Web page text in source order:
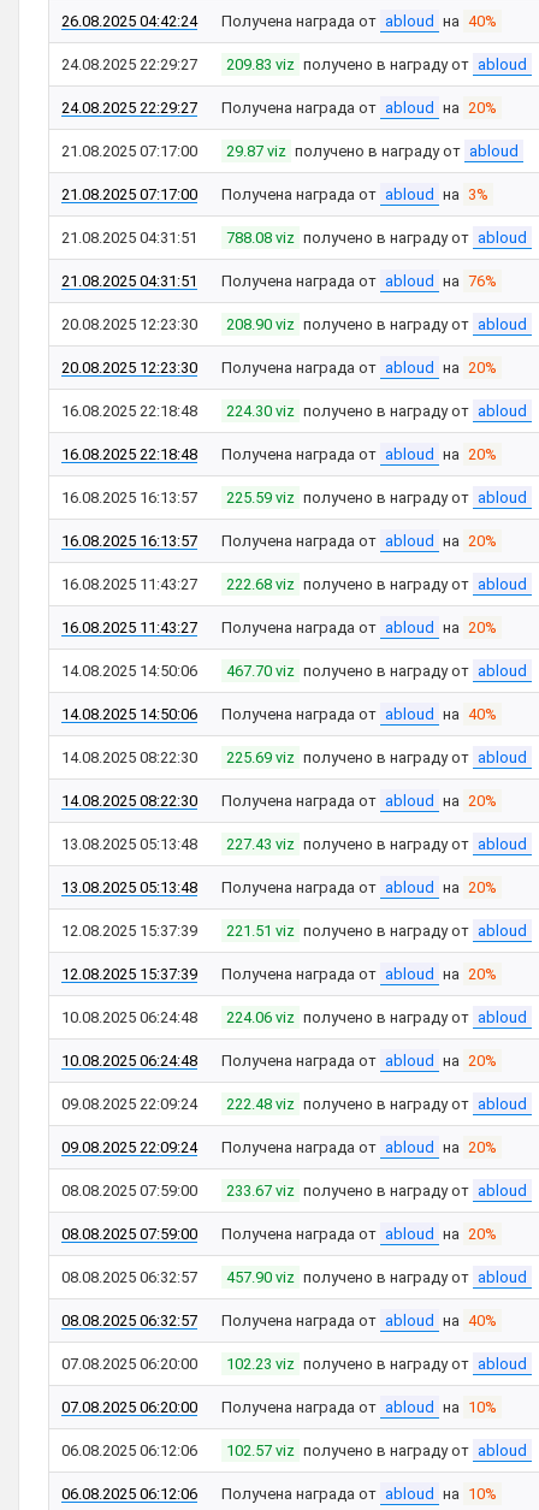
26.08.2025 04:42:24 Получена награда от abloud на 40%
24.08.2025 22:29:27 209.83 viz получено в награду от abloud
24.08.2025 22:29:27 Получена награда от abloud на 20%
21.08.2025 07:17:00 29.87 viz получено в награду от abloud
21.08.2025 07:17:00 Получена награда от abloud на 3%
21.08.2025 04:31:51 788.08 viz получено в награду от abloud
21.08.2025 04:31:51 Получена награда от abloud на 76%
20.08.2025 12:23:30 208.90 viz получено в награду от abloud
20.08.2025 12:23:30 Получена награда от abloud на 20%
16.08.2025 22:18:48 224.30 viz получено в награду от abloud
16.08.2025 22:18:48 Получена награда от abloud на 20%
16.08.2025 16:13:57 225.59 viz получено в награду от abloud
16.08.2025 16:13:57 Получена награда от abloud на 20%
16.08.2025 11:43:27 222.68 viz получено в награду от abloud
16.08.2025 11:43:27 Получена награда от abloud на 20%
14.08.2025 14:50:06 467.70 viz получено в награду от abloud
14.08.2025 14:50:06 Получена награда от abloud на 40%
14.08.2025 08:22:30 225.69 viz получено в награду от abloud
14.08.2025 08:22:30 Получена награда от abloud на 20%
13.08.2025 05:13:48 227.43 viz получено в награду от abloud
13.08.2025 05:13:48 Получена награда от abloud на 20%
12.08.2025 15:37:39 221.51 viz получено в награду от abloud
12.08.2025 15:37:39 Получена награда от abloud на 20%
10.08.2025 06:24:48 224.06 viz получено в награду от abloud
10.08.2025 06:24:48 Получена награда от abloud на 20%
09.08.2025 22:09:24 222.48 viz получено в награду от abloud
09.08.2025 22:09:24 Получена награда от abloud на 20%
08.08.2025 07:59:00 233.67 viz получено в награду от abloud
08.08.2025 07:59:00 Получена награда от abloud на 20%
08.08.2025 06:32:57 457.90 viz получено в награду от abloud
08.08.2025 06:32:57 Получена награда от abloud на 40%
07.08.2025 06:20:00 102.23 viz получено в награду от abloud
07.08.2025 06:20:00 Получена награда от abloud на 10%
06.08.2025 06:12:06 102.57 viz получено в награду от abloud
06.08.2025 06:12:06 Получена награда от abloud на 10%